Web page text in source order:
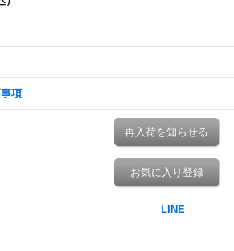
項
再入荷を知らせる
お気に入り登録